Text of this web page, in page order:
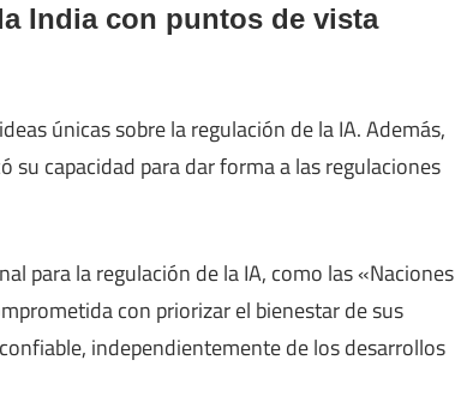
India con puntos de vista
únicas sobre la regulación de la IA. Además,
su capacidad para dar forma a las regulaciones
para la regulación de la IA, como las «Naciones
con priorizar el bienestar de sus
independientemente de los desarrollos